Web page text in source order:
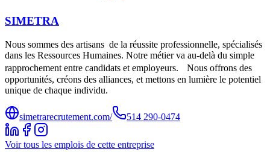
SIMETRA
Nous sommes des artisans de la réussite professionnelle, spécialisés
dans les Ressources Humaines. Notre métier va au-delà du simple
rapprochement entre candidats et employeurs. Nous offrons des
opportunités, créons des alliances, et mettons en lumière le potentiel
unique de chaque individu.
simetrarecrutement.com/ 514 290-0474
Voir tous les emplois de cette entreprise